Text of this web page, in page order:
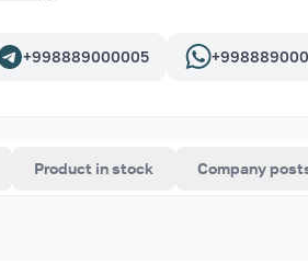
+998889000005
Product in stock Company